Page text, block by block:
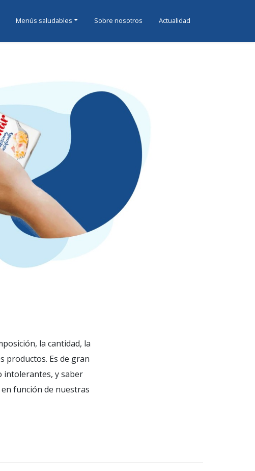
Menús saludables Sobre nosotros Actualidad
la cantidad, la
productos. Es de gran
intolerantes, y saber
función de nuestras